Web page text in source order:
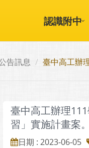
認識附中
告訊息 臺中高工辦
臺中高工辦理
習」實施計畫案。
日期 : 2023-06-05